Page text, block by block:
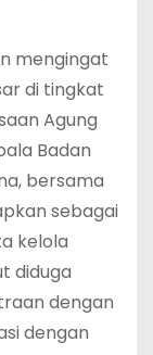
mengingat
di tingkat
Agung
Badan
bersama
sebagai
kelola
diduga
dengan
dengan